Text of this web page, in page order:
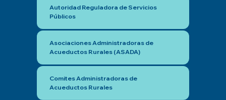
Autoridad Reguladora de Servicios
Públicos
Asociaciones Administradoras de
Acueductos Rurales (ASADA)
Comites Administradoras de
Acueductos Rurales